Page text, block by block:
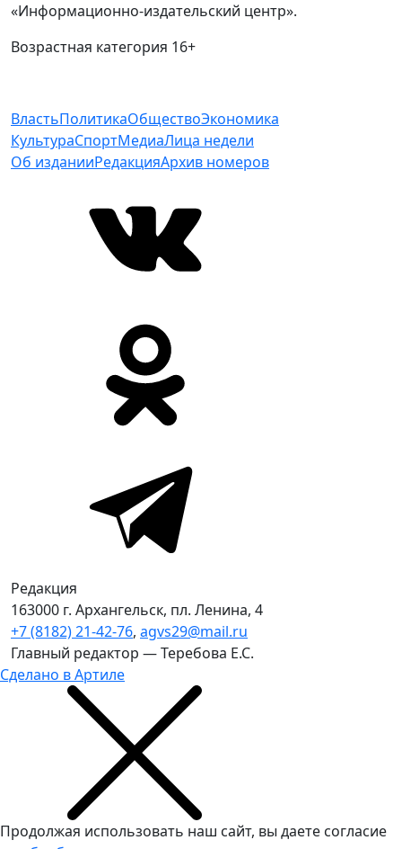
«Информационно-издательский центр».
Возрастная категория 16+
ВластьПолитикаОбществоЭкономика
КультураСпортМедиаЛица недели
Об изданииРедакцияАрхив номеров
Редакция
163000 г. Архангельск, пл. Ленина, 4
+7 (8182) 21-42-76, agvs29@mail.ru
Главный редактор — Теребова Е.С.
Сделано в Артиле
Продолжая использовать наш сайт, вы даете согласие